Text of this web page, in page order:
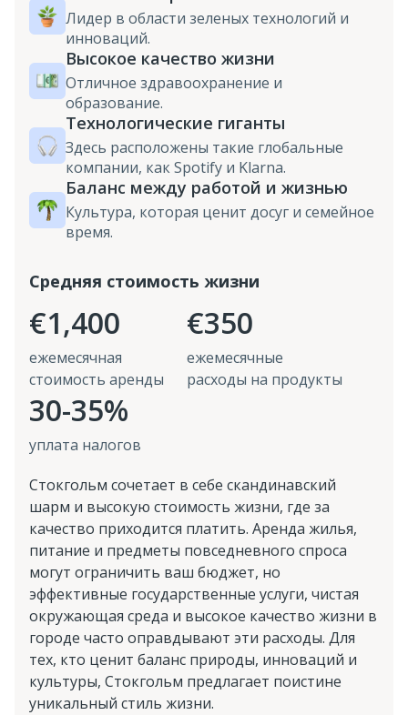
Лидер в области зеленых технологий и
инноваций.
Высокое качество жизни
Отличное здравоохранение и
образование.
Технологические гиганты
Здесь расположены такие глобальные
компании, как Spotify и Klarna.
Баланс между работой и жизнью
Культура, которая ценит досуг и семейное
время.
Средняя стоимость жизни
€1,400
ежемесячная
стоимость аренды
€350
ежемесячные
расходы на продукты
30-35%
уплата налогов
Стокгольм сочетает в себе скандинавский
шарм и высокую стоимость жизни, где за
качество приходится платить. Аренда жилья,
питание и предметы повседневного спроса
могут ограничить ваш бюджет, но
эффективные государственные услуги, чистая
окружающая среда и высокое качество жизни в
городе часто оправдывают эти расходы. Для
тех, кто ценит баланс природы, инноваций и
культуры, Стокгольм предлагает поистине
уникальный стиль жизни.